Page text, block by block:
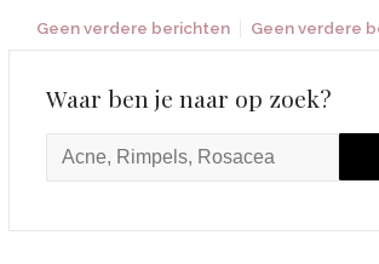
Geen verdere berichten Geen verdere
Waar ben je naar op zoek?